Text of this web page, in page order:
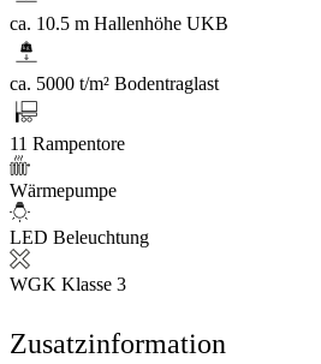
ca. 10.5 m Hallenhöhe UKB
ca. 5000 t/m² Bodentraglast
11 Rampentore
Wärmepumpe
LED Beleuchtung
WGK Klasse 3
Zusatzinformation